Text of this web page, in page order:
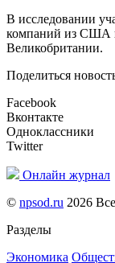
В исследовании
компаний из США
Великобритании.
Поделиться
Facebook
Вконтакте
Одноклассники
Twitter
Онлайн журнал
© npsod.ru 2026
Разделы
Экономика